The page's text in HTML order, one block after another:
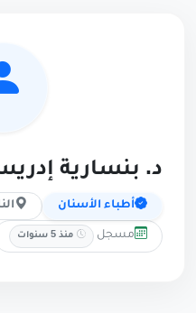
د. بنسارية
أطباء الأسنان
مسجل منذ 5 سنوات